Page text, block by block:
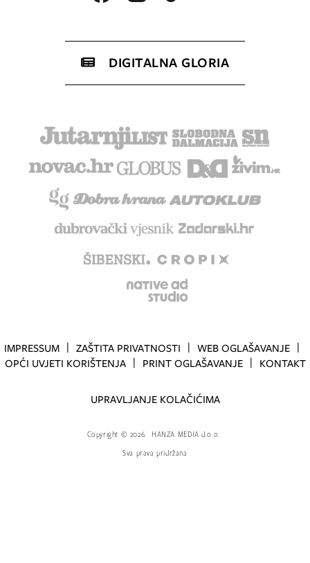
DIGITALNA GLORIA
IMPRESSUM ZAŠTITA PRIVATNOSTI
WEB OGLAŠAVANJE
OPĆI UVJETI KORIŠTENJA
PRINT OGLAŠAVANJE KONTAKT
UPRAVLJANJE KOLAČIĆIMA
Copyright © 2026.
HANZA MEDIA d.o.o
Sva prava pridržana